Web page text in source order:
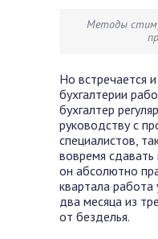
Методы
Но встречается
бухгалтерии
бухгалтер
руководству с
специалистов,
вовремя
он абсолютно
квартала работа
два месяца из
от безделья.